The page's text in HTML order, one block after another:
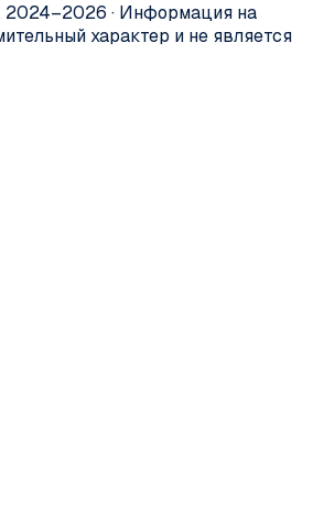
2024–2026 · Информация на
характер и не является